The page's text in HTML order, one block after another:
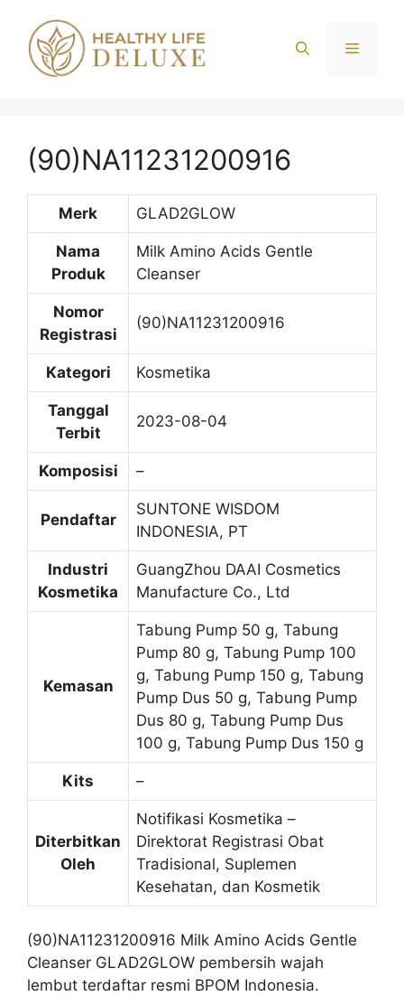
Menu
(90)NA11231200916
Merk GLAD2GLOW
Nama
Produk
Milk Amino Acids Gentle
Cleanser
Nomor
Registrasi
(90)NA11231200916
Kategori Kosmetika
Tanggal
Terbit
2023-08-04
Komposisi –
Pendaftar
SUNTONE WISDOM
INDONESIA, PT
Industri
Kosmetika
GuangZhou DAAI Cosmetics
Manufacture Co., Ltd
Kemasan
Tabung Pump 50 g, Tabung
Pump 80 g, Tabung Pump 100
g, Tabung Pump 150 g, Tabung
Pump Dus 50 g, Tabung Pump
Dus 80 g, Tabung Pump Dus
100 g, Tabung Pump Dus 150 g
Kits –
Diterbitkan
Oleh
Notifikasi Kosmetika –
Direktorat Registrasi Obat
Tradisional, Suplemen
Kesehatan, dan Kosmetik
(90)NA11231200916 Milk Amino Acids Gentle
Cleanser GLAD2GLOW pembersih wajah
lembut terdaftar resmi BPOM Indonesia.